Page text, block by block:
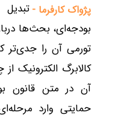
پژواک کارفرما -
بودجه‌ای، بحث‌ها
تورمی آن را
کالابرگ الکترونیک
حمایتی وارد